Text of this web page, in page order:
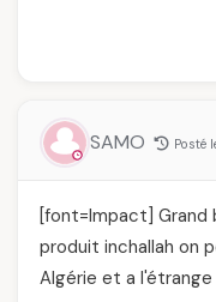
SAMO Posté
[font=Impact] Grand
produit inchallah on
Algérie et a l'étrange